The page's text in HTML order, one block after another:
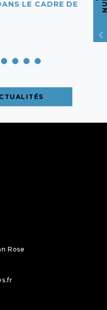
LE CADRE DE
Rose